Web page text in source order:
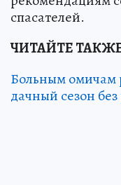
спасателей.
ЧИТАЙТЕ
Больным омичам
дачный сезон